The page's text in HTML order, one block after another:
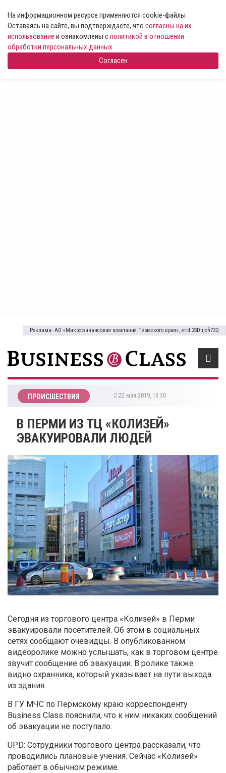
На информационном ресурсе применяются cookie-файлы .
Оставаясь на сайте, вы подтверждаете, что согласны на их
использование и ознакомлены сполитикой в отношении
обработки персональных данных
Согласен
Реклама: АО «Микрофинансовая компания Пермского края», erid:2SDnjcfi73Q
ПРОИСШЕСТВИЯ 22 мая 2019, 13:30
В ПЕРМИ ИЗ ТЦ «КОЛИЗЕЙ»
ЭВАКУИРОВАЛИ ЛЮДЕЙ
Сегодня из торгового центра «Колизей» в Перми
эвакуировали посетителей. Об этом в социальных
сетях сообщают очевидцы. В опубликованном
видеоролике можно услышать, как в торговом центре
звучит сообщение об эвакуации. В ролике также
видно охранника, который указывает на пути выхода
из здания.
В ГУ МЧС по Пермскому краю корреспонденту
Business Class пояснили, что к ним никаких сообщений
об эвакуации не поступало.
UPD: Сотрудники торгового центра рассказали, что
проводились плановые учения. Сейчас «Колизей»
работает в обычном режиме.